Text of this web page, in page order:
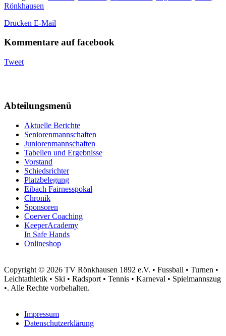
Rönkhausen
Drucken E-Mail
Kommentare auf facebook
Tweet
Abteilungsmenü
Aktuelle Berichte
Seniorenmannschaften
Juniorenmannschaften
Tabellen und Ergebnisse
Vorstand
Schiedsrichter
Platzbelegung
Eibach Fairnesspokal
Chronik
Sponsoren
Coerver Coaching
KeeperAcademy
In Safe Hands
Onlineshop
Copyright © 2026 TV Rönkhausen 1892 e.V. • Fussball • Turnen •
Leichtathletik • Ski • Radsport • Tennis • Karneval • Spielmannszug
•. Alle Rechte vorbehalten.
Impressum
Datenschutzerklärung